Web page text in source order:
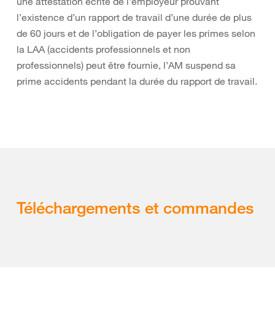
l’existence d’un rapport de travail d’une durée de plus
de 60 jours et de l’obligation de payer les primes selon
la LAA (accidents professionnels et non
professionnels) peut être fournie, l’AM suspend sa
prime accidents pendant la durée du rapport de travail.
Téléchargements et commandes